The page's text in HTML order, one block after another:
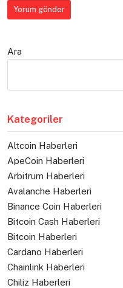
Ara
Kategoriler
Altcoin Haberleri
ApeCoin Haberleri
Arbitrum Haberleri
Avalanche Haberleri
Binance Coin Haberleri
Bitcoin Cash Haberleri
Bitcoin Haberleri
Cardano Haberleri
Chainlink Haberleri
Chiliz Haberleri